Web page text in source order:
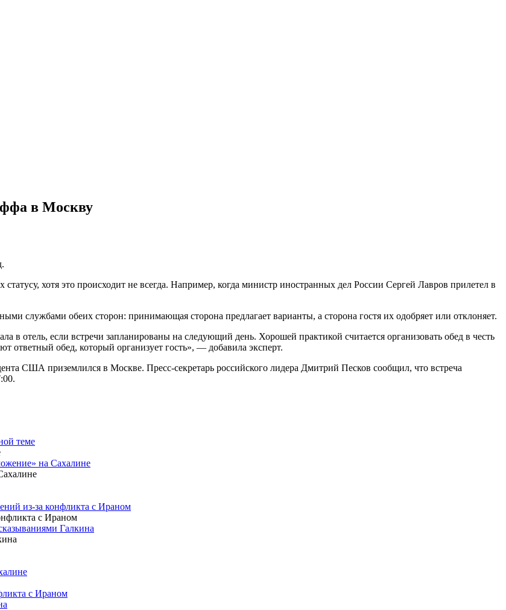
в Москву
хотя это происходит не всегда. Например, когда министр иностранных дел России Сергей Лавров прилетел в
службами обеих сторон: принимающая сторона предлагает варианты, а сторона гостя их одобряет или отклоняет.
в отель, если встречи запланированы на следующий день. Хорошей практикой считается организовать обед в честь
ответный обед, который организует гость», — добавила эксперт.
США приземлился в Москве. Пресс-секретарь российского лидера Дмитрий Песков сообщил, что встреча
теме
на Сахалине
из-за конфликта с Ираном
Галкина
с Ираном